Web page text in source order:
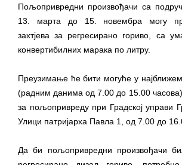
Обавјештење о забрани
7. августа
Обавјештење за
Пољопривредни произвођачи са
13. марта до 15. новембра могу
захтјева за регресирано гориво, са
конвертибилних марака по литру.
Преузимање ће бити могуће у
(радним данима од 7.00 до 15.00
за пољопривреду при Градској управи
Улици патријарха Павла 1, од 7.00 до
Да би пољопривредни произвођачи